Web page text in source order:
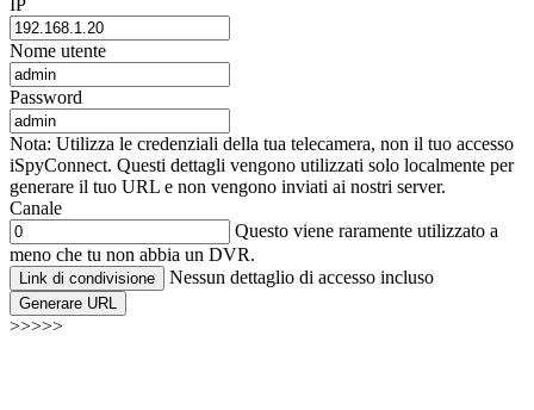
IP
Nome utente
Password
Nota: Utilizza le credenziali della tua telecamera, non il tuo accesso
iSpyConnect. Questi dettagli vengono utilizzati solo localmente per
generare il tuo URL e non vengono inviati ai nostri server.
Canale
Questo viene raramente utilizzato a
meno che tu non abbia un DVR.
Link di condivisione Nessun dettaglio di accesso incluso
Generare URL
>>>>>